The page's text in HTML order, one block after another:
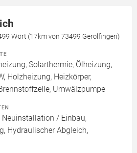
Wört (17km von 73499 Gerolfingen)
Solarthermie, Ölheizung,
Holzheizung, Heizkörper,
Umwälzpumpe
Neuinstallation / Einbau,
Hydraulischer Abgleich,